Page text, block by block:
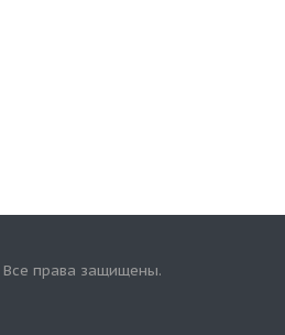
Все права защищены.